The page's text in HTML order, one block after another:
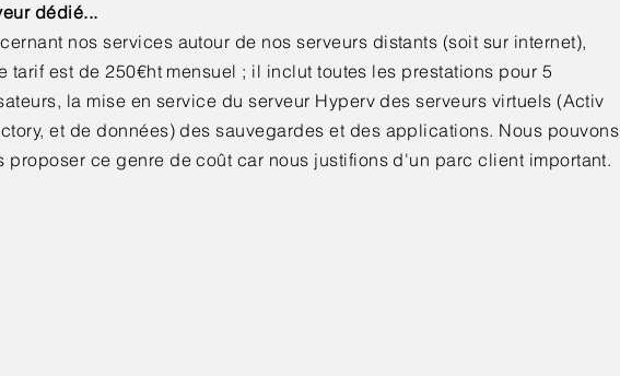
dédié...
nos services autour de nos serveurs distants (soit sur internet),
tarif est de 250€ht mensuel ; il inclut toutes les prestations pour 5
la mise en service du serveur Hyperv des serveurs virtuels (Activ
et de données) des sauvegardes et des applications. Nous pouvons
proposer ce genre de coût car nous justifions d'un parc client important.